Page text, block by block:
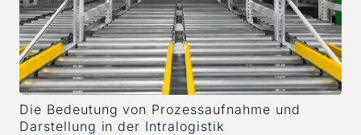
Die Bedeutung von Prozessaufnahme und
Darstellung in der Intralogistik